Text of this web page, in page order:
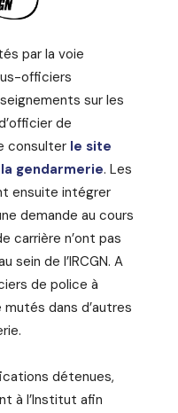
par la voie
officiers
sur les
de
consulter le site
gendarmerie. Les
ensuite intégrer
demande au cours
carrière n’ont pas
sein de l’IRCGN. A
de police à
dans d’autres
détenues,
à l’Institut afin